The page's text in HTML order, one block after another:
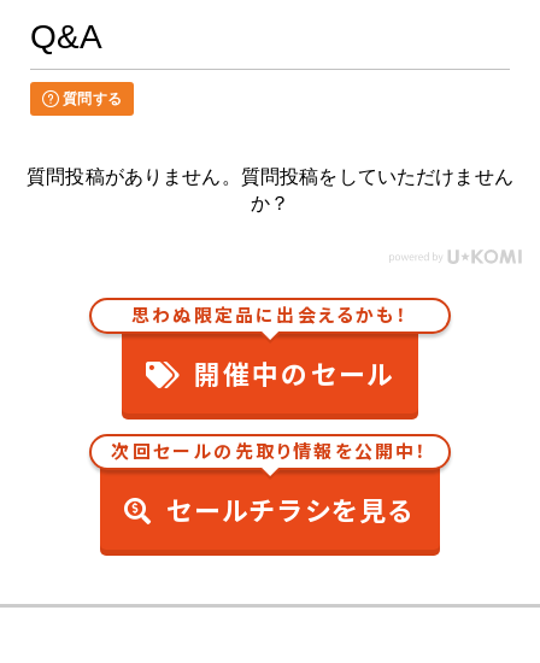
Q&A
質問する
質問投稿がありません。質問投稿をしていただけません
か？
思わぬ限定品に出会えるかも！
開催中のセール
次回セールの先取り情報を公開中！
セールチラシを見る